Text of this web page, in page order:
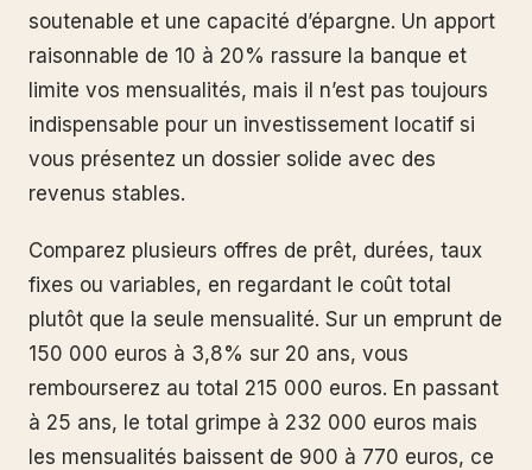
soutenable et une capacité d’épargne. Un apport
raisonnable de 10 à 20% rassure la banque et
limite vos mensualités, mais il n’est pas toujours
indispensable pour un investissement locatif si
vous présentez un dossier solide avec des
revenus stables.
Comparez plusieurs offres de prêt, durées, taux
fixes ou variables, en regardant le coût total
plutôt que la seule mensualité. Sur un emprunt de
150 000 euros à 3,8% sur 20 ans, vous
rembourserez au total 215 000 euros. En passant
à 25 ans, le total grimpe à 232 000 euros mais
les mensualités baissent de 900 à 770 euros, ce